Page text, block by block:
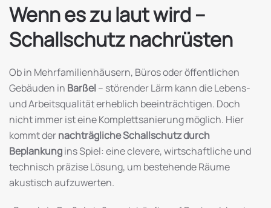
Wenn es zu laut wird –
Schallschutz nachrüsten
Ob in Mehrfamilienhäusern, Büros oder öffentlichen
Gebäuden in Barßel – störender Lärm kann die Lebens-
und Arbeitsqualität erheblich beeinträchtigen. Doch
nicht immer ist eine Komplettsanierung möglich. Hier
kommt dernachträgliche Schallschutz durch
Beplankungins Spiel: eine clevere, wirtschaftliche und
technisch präzise Lösung, um bestehende Räume
akustisch aufzuwerten.